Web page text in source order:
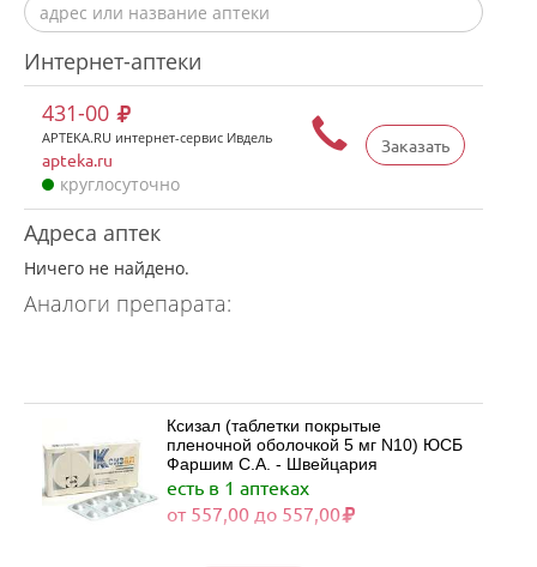
Интернет-аптеки
Заказать
431-00
APTEKA.RU интернет-сервис Ивдель
apteka.ru
круглосуточно
Адреса аптек
Ничего не найдено.
Аналоги препарата:
Ксизал (таблетки покрытые
пленочной оболочкой 5 мг N10) ЮСБ
Фаршим С.А. - Швейцария
есть в 1 аптеках
от 557,00 до 557,00